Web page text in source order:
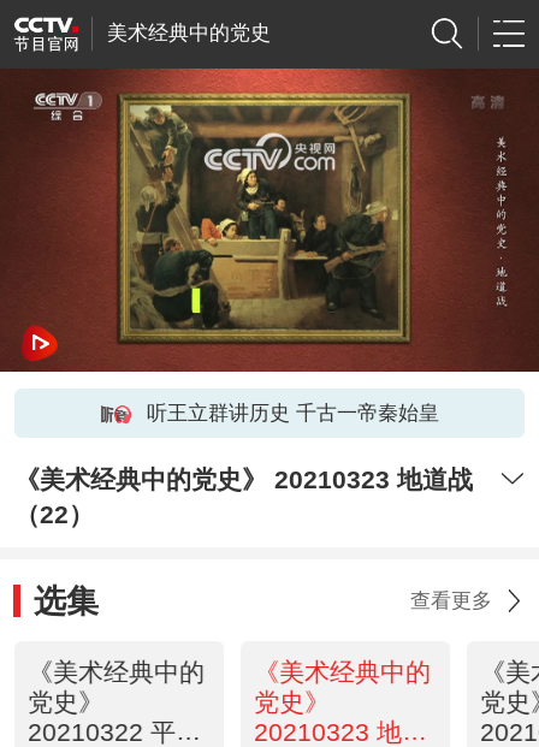
美术经典中的党史
网络开小差了，请稍后再试
听王立群讲历史 千古一帝秦始皇
《美术经典中的党史》 20210323 地道战
（22）
选集 查看更多
《美术经典中的
党史》
20210322 平型
《美术经典中的
党史》
20210323 地道
《
党史